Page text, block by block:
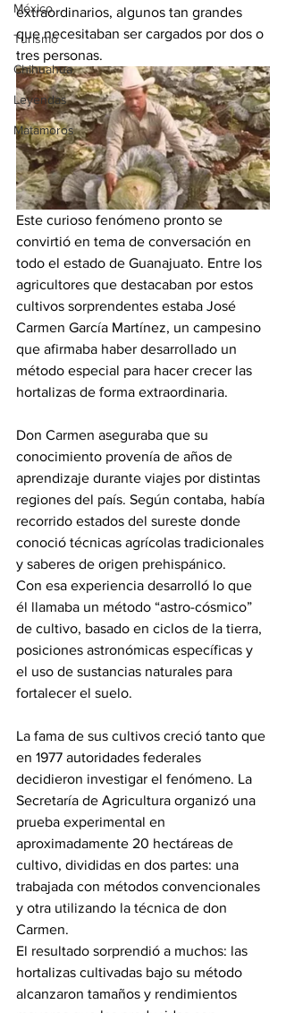
México
Turismo
Chihuahua
Leyendas
Matamoros
extraordinarios, algunos tan grandes
que necesitaban ser cargados por dos o
tres personas.
Este curioso fenómeno pronto se
convirtió en tema de conversación en
todo el estado de Guanajuato. Entre los
agricultores que destacaban por estos
cultivos sorprendentes estaba José
Carmen García Martínez, un campesino
que afirmaba haber desarrollado un
método especial para hacer crecer las
hortalizas de forma extraordinaria.
Don Carmen aseguraba que su
conocimiento provenía de años de
aprendizaje durante viajes por distintas
regiones del país. Según contaba, había
recorrido estados del sureste donde
conoció técnicas agrícolas tradicionales
y saberes de origen prehispánico.
Con esa experiencia desarrolló lo que
él llamaba un método “astro-cósmico”
de cultivo, basado en ciclos de la tierra,
posiciones astronómicas específicas y
el uso de sustancias naturales para
fortalecer el suelo.
La fama de sus cultivos creció tanto que
en 1977 autoridades federales
decidieron investigar el fenómeno. La
Secretaría de Agricultura organizó una
prueba experimental en
aproximadamente 20 hectáreas de
cultivo, divididas en dos partes: una
trabajada con métodos convencionales
y otra utilizando la técnica de don
Carmen.
El resultado sorprendió a muchos: las
hortalizas cultivadas bajo su método
alcanzaron tamaños y rendimientos